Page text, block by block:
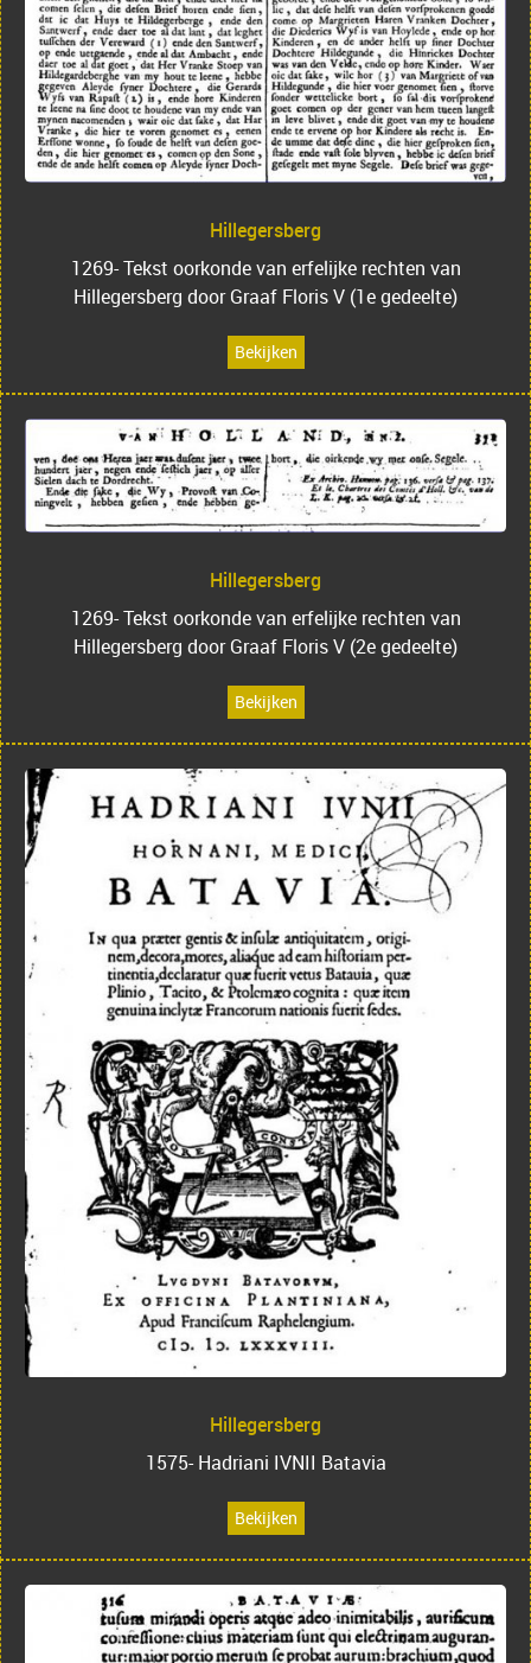
Hillegersberg
1269- Tekst oorkonde van erfelijke rechten van
Hillegersberg door Graaf Floris V (1e gedeelte)
Bekijken
Hillegersberg
1269- Tekst oorkonde van erfelijke rechten van
Hillegersberg door Graaf Floris V (2e gedeelte)
Bekijken
Hillegersberg
1575- Hadriani IVNII Batavia
Bekijken